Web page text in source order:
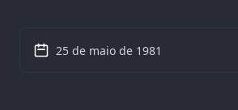
25 de maio de 1981